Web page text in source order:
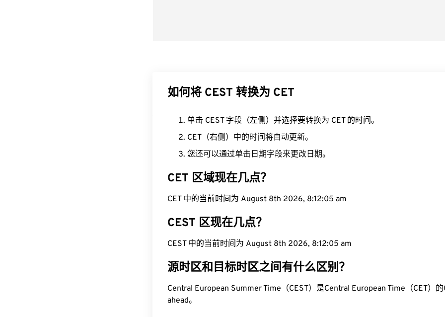
如何将 CEST 转换为 CET
单击 CEST 字段（左侧）并选择要转换为 CET 的时间。
CET（右侧）中的时间将自动更新。
您还可以通过单击日期字段来更改日期。
CET 区域现在几点？
CET 中的当前时间为 August 8th 2026, 8:12:06 am
CEST 区现在几点？
CEST 中的当前时间为 August 8th 2026, 8:12:06 am
源时区和目标时区之间有什么区别？
Central European Summer Time（CEST）是Central European Time（CET）
ahead。